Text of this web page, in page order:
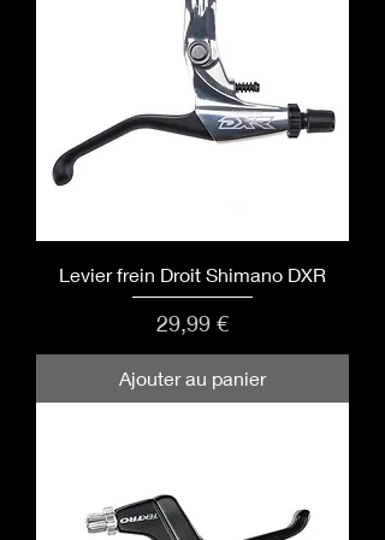
Levier frein Droit Shimano DXR
Prix
29,99 €
Ajouter au panier